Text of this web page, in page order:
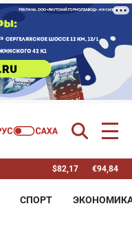
$82,17 €94,84
СПОРТ